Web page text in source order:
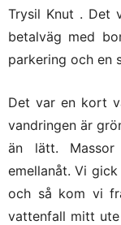
Trysil Knut . Det
betalväg med
parkering och en
Det var en kort
vandringen är
än lätt.
emellanåt. Vi
och så kom vi
vattenfall mitt